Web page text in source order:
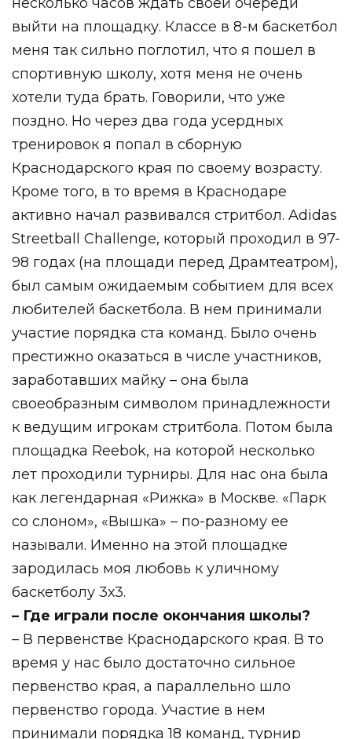
выйти на площадку. Классе в 8-м баскетбол
меня так сильно поглотил, что я пошел в
спортивную школу, хотя меня не очень
хотели туда брать. Говорили, что уже
поздно. Но через два года усердных
тренировок я попал в сборную
Краснодарского края по своему возрасту.
Кроме того, в то время в Краснодаре
активно начал развивался стритбол. Adidas
Streetball Challenge, который проходил в 97-
98 годах (на площади перед Драмтеатром),
был самым ожидаемым событием для всех
любителей баскетбола. В нем принимали
участие порядка ста команд. Было очень
престижно оказаться в числе участников,
заработавших майку – она была
своеобразным символом принадлежности
к ведущим игрокам стритбола. Потом была
площадка Reebok, на которой несколько
лет проходили турниры. Для нас она была
как легендарная «Рижка» в Москве. «Парк
со слоном», «Вышка» – по-разному ее
называли. Именно на этой площадке
зародилась моя любовь к уличному
баскетболу 3х3.
– Где играли после окончания школы?
– В первенстве Краснодарского края. В то
время у нас было достаточно сильное
первенство края, а параллельно шло
первенство города. Участие в нем
принимали порядка 18 команд, турнир